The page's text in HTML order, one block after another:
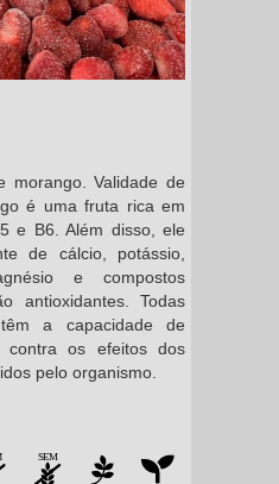
morango. Validade de
é uma fruta rica em
e B6. Além disso, ele
de cálcio, potássio,
e compostos
antioxidantes. Todas
a capacidade de
contra os efeitos dos
pelo organismo.